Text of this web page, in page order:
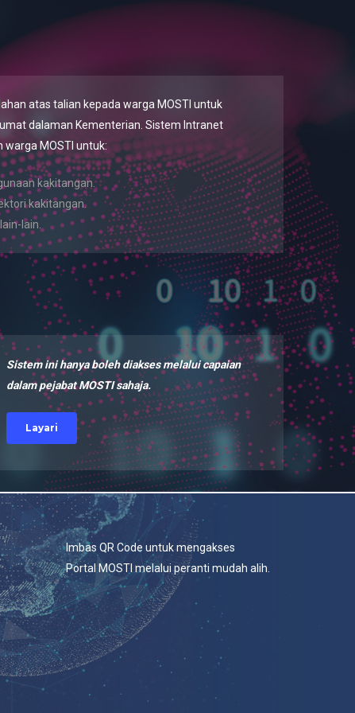
atas talian kepada warga MOSTI untuk
dalaman Kementerian. Sistem Intranet
MOSTI untuk:
kakitangan.
kakitangan.
lain.
Sistem ini hanya boleh diakses melalui capaian
dalam pejabat MOSTI sahaja.
Layari
Imbas QR Code untuk mengakses
Portal MOSTI melalui peranti mudah alih.